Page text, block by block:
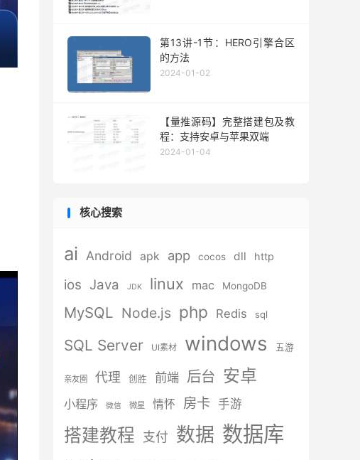
第13讲-1节：HERO引擎合区
的方法
2024-01-02
【量推源码】完整搭建包及教
程：支持安卓与苹果双端
2024-01-04
核心搜索
ai Android apk app cocos dll http
ios Java JDK linux mac MongoDB
MySQL Node.js php Redis sql
SQL Server UI素材 windows 五游
亲友圈 代理 创胜 前端 后台 安卓
小程序 微信 微星 情怀 房卡 手游
搭建教程 支付 数据 数据库